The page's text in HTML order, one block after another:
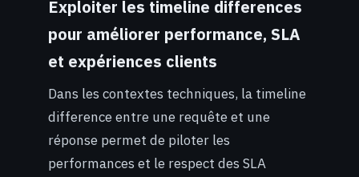
Exploiter les timeline differences
pour améliorer performance, SLA
et expériences clients
Dans les contextes techniques, la timeline
difference entre une requête et une
réponse permet de piloter les
performances et le respect des SLA